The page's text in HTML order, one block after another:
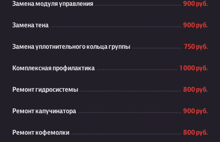
Замена модуля управления 900 руб.
Замена тена 900 руб.
Замена уплотнительного кольца группы 750 руб.
Комплексная профилактика 1 000 руб.
Ремонт гидросистемы 800 руб.
Ремонт капучинатора 900 руб.
Ремонт кофемолки 800 руб.